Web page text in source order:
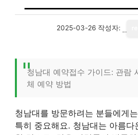
2025-03-26 작성자:
청남대 예약접수 가이드: 관람
체 예약 방법
청남대를 방문하려는 분들에게
특히 중요해요. 청남대는 아름다